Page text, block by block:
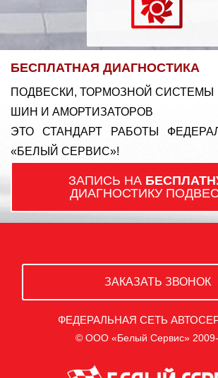
БЕСПЛАТНАЯ ДИАГНОСТИКА
ПОДВЕСКИ, ТОРМОЗНОЙ СИСТЕМЫ
ШИН И АМОРТИЗАТОРОВ
ЭТО СТАНДАРТ РАБОТЫ
«БЕЛЫЙ СЕРВИС»!
ЗАПИСЬ НА
ДИАГНОСТИКУ
ЗАКАЗАТЬ ЗВОНОК
ФЕДЕРАЛЬНАЯ СЕТЬ
© ООО «Белый Сервис»